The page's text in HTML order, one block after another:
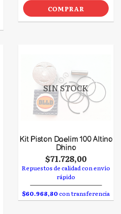
COMPRAR
SIN STOCK
Kit Piston Daelim 100 Altino
Dhino
$71.728,00
Repuestos de calidad con envío
rápido
$60.968,80con transferencia